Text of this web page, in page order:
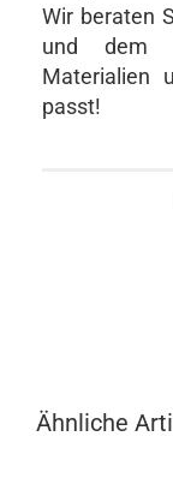
Wir beraten
und dem
Materialien
passt!
Ähnliche